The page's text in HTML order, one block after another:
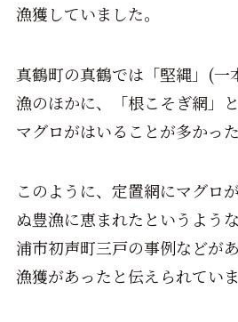
漁獲していました。
真鶴町の真鶴では「堅縄」(一
漁のほかに、「根こそぎ網」
マグロがはいることが多かった
このように、定置網にマグロ
ぬ豊漁に恵まれたというよう
浦市初声町三戸の事例などが
漁獲があったと伝えられていま